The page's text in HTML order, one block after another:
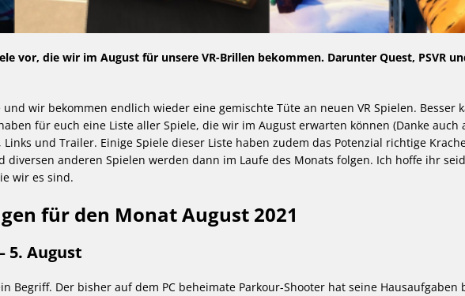
vor, die wir im August für unsere VR-Brillen bekommen. Darunter Quest, PSVR
wir bekommen endlich wieder eine gemischte Tüte an neuen VR Spielen. Besser
für euch eine Liste aller Spiele, die wir im August erwarten können (Danke auch
und Trailer. Einige Spiele dieser Liste haben zudem das Potenzial richtige
diversen anderen Spielen werden dann im Laufe des Monats folgen. Ich hoffe ihr
wir es sind.
für den Monat August 2021
5. August
Begriff. Der bisher auf dem PC beheimate Parkour-Shooter hat seine Hausaufgaben